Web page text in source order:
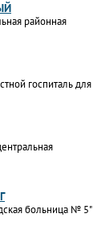
районная
госпиталь для
больница № 5"